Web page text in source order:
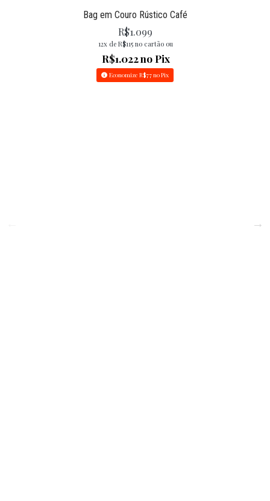
Bag em Couro Rústico Café
R$1.099
12x deR$115 no cartão ou
R$1.022no Pix
Economize R$77no Pix